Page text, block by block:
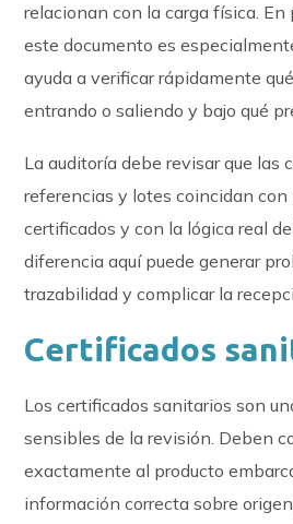
relacionan con la carga física. En
este documento es
ayuda a verificar rápidamente
entrando o saliendo y bajo qué
La auditoría debe revisar que las
referencias y lotes coincidan con
certificados y con la lógica real
diferencia aquí puede generar
trazabilidad y complicar la
Certificados
Los certificados sanitarios son
sensibles de la revisión. Deben
exactamente al producto
información correcta sobre